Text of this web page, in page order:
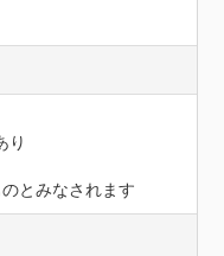
り
とみなされます